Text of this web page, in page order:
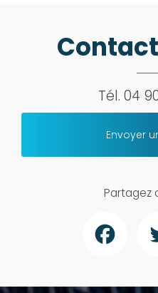
Tél. 04
Envoyer
Partagez